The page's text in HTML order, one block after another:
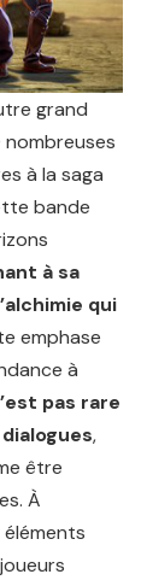
grand
à la saga
bande
à sa
qui
emphase
à
pas rare
,
être
À